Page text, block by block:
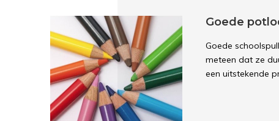
Goede
Goede
meteen dat ze
een uitstekende